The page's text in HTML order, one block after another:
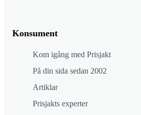
Konsument
Kom igång med Prisjakt
På din sida sedan 2002
Artiklar
Prisjakts experter